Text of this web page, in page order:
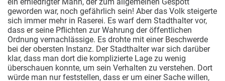
geworden war, noch gefährlich sein! Aber das Volk steigerte
sich immer mehr in Raserei. Es warf dem Stadthalter vor,
dass er seine Pflichten zur Wahrung der öffentlichen
Ordnung vernachlässige. Es drohte mit einer Beschwerde
bei der obersten Instanz. Der Stadthalter war sich darüber
klar, dass man dort die komplizierte Lage zu wenig
überschauen konnte, um sein Verhalten zu verstehen. Dort
würde man nur feststellen, dass er um einer Sache willen,